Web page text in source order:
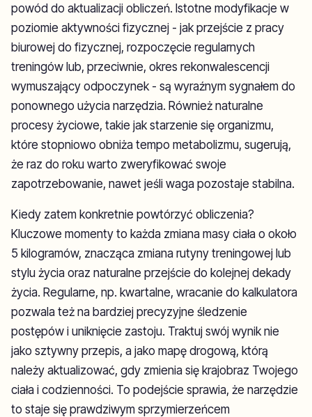
powód do aktualizacji obliczeń. Istotne modyfikacje w
poziomie aktywności fizycznej - jak przejście z pracy
biurowej do fizycznej, rozpoczęcie regularnych
treningów lub, przeciwnie, okres rekonwalescencji
wymuszający odpoczynek - są wyraźnym sygnałem do
ponownego użycia narzędzia. Również naturalne
procesy życiowe, takie jak starzenie się organizmu,
które stopniowo obniża tempo metabolizmu, sugerują,
że raz do roku warto zweryfikować swoje
zapotrzebowanie, nawet jeśli waga pozostaje stabilna.
Kiedy zatem konkretnie powtórzyć obliczenia?
Kluczowe momenty to każda zmiana masy ciała o około
5 kilogramów, znacząca zmiana rutyny treningowej lub
stylu życia oraz naturalne przejście do kolejnej dekady
życia. Regularne, np. kwartalne, wracanie do kalkulatora
pozwala też na bardziej precyzyjne śledzenie
postępów i uniknięcie zastoju. Traktuj swój wynik nie
jako sztywny przepis, a jako mapę drogową, którą
należy aktualizować, gdy zmienia się krajobraz Twojego
ciała i codzienności. To podejście sprawia, że narzędzie
to staje się prawdziwym sprzymierzeńcem